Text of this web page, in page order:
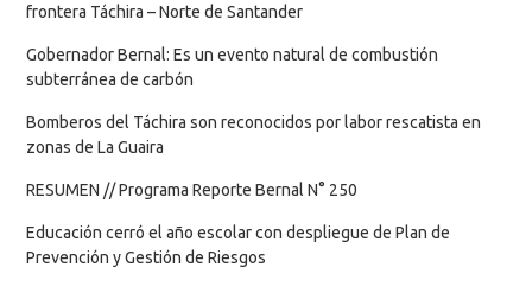
frontera Táchira – Norte de Santander
Gobernador Bernal: Es un evento natural de combustión
subterránea de carbón
Bomberos del Táchira son reconocidos por labor rescatista en
zonas de La Guaira
RESUMEN // Programa Reporte Bernal N° 250
Educación cerró el año escolar con despliegue de Plan de
Prevención y Gestión de Riesgos